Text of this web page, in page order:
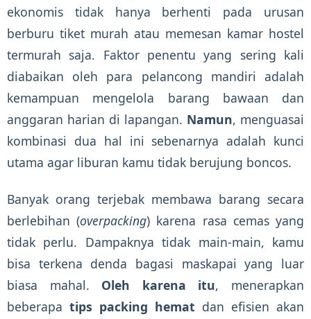
ekonomis tidak hanya berhenti pada urusan
berburu tiket murah atau memesan kamar hostel
termurah saja. Faktor penentu yang sering kali
diabaikan oleh para pelancong mandiri adalah
kemampuan mengelola barang bawaan dan
anggaran harian di lapangan. Namun, menguasai
kombinasi dua hal ini sebenarnya adalah kunci
utama agar liburan kamu tidak berujung boncos.
Banyak orang terjebak membawa barang secara
berlebihan (overpacking) karena rasa cemas yang
tidak perlu. Dampaknya tidak main-main, kamu
bisa terkena denda bagasi maskapai yang luar
biasa mahal. Oleh karena itu, menerapkan
beberapa tips packing hemat dan efisien akan